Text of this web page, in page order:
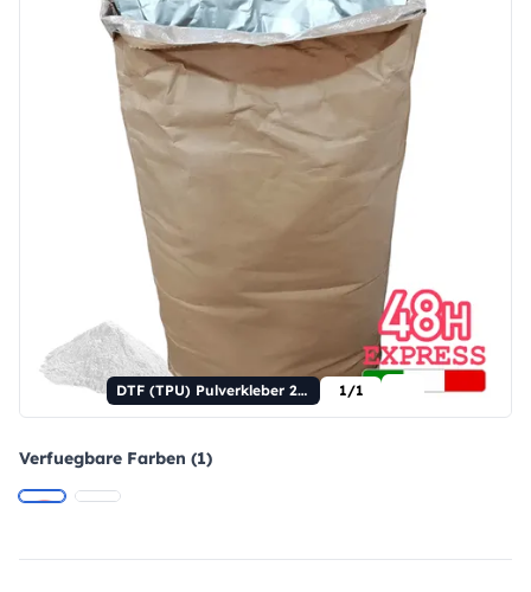
DTF (TPU) Pulverkleber 20 kg 1/1
Verfuegbare Farben (1)